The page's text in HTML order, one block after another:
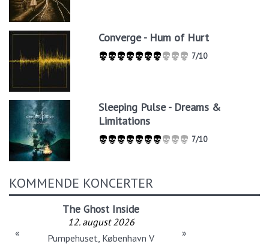
Converge - Hum of Hurt
7/10
Sleeping Pulse - Dreams &
Limitations
7/10
KOMMENDE KONCERTER
The Ghost Inside
12. august 2026
Pumpehuset, København V
« »